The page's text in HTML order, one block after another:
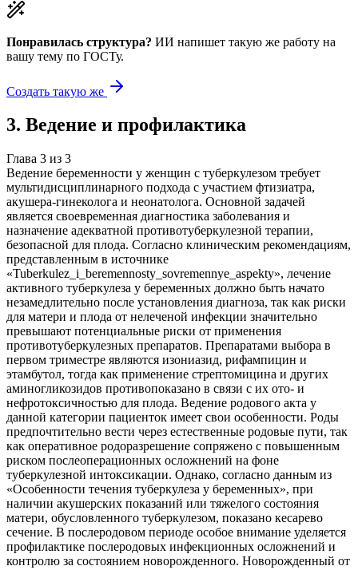
Понравилась структура? ИИ напишет такую же работу на
вашу тему по ГОСТу.
Создать такую же
3. Ведение и профилактика
Глава 3 из 3
Ведение беременности у женщин с туберкулезом требует
мультидисциплинарного подхода с участием фтизиатра,
акушера-гинеколога и неонатолога. Основной задачей
является своевременная диагностика заболевания и
назначение адекватной противотуберкулезной терапии,
безопасной для плода. Согласно клиническим рекомендациям,
представленным в источнике
«Tuberkulez_i_beremennosty_sovremennye_aspekty», лечение
активного туберкулеза у беременных должно быть начато
незамедлительно после установления диагноза, так как риски
для матери и плода от нелеченой инфекции значительно
превышают потенциальные риски от применения
противотуберкулезных препаратов. Препаратами выбора в
первом триместре являются изониазид, рифампицин и
этамбутол, тогда как применение стрептомицина и других
аминогликозидов противопоказано в связи с их ото- и
нефротоксичностью для плода. Ведение родового акта у
данной категории пациенток имеет свои особенности. Роды
предпочтительно вести через естественные родовые пути, так
как оперативное родоразрешение сопряжено с повышенным
риском послеоперационных осложнений на фоне
туберкулезной интоксикации. Однако, согласно данным из
«Особенности течения туберкулеза у беременных», при
наличии акушерских показаний или тяжелого состояния
матери, обусловленного туберкулезом, показано кесарево
сечение. В послеродовом периоде особое внимание уделяется
профилактике послеродовых инфекционных осложнений и
контролю за состоянием новорожденного. Новорожденный от